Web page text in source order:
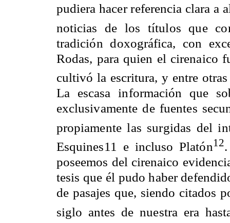
pudiera hacer referencia clara a
noticias de los títulos que
tradición doxográfica, con
Rodas, para quien el cirenaico
cultivó la escritura, y entre
La escasa información que
exclusivamente de fuentes
propiamente las surgidas del
Esquines11 e incluso Platón12
poseemos del cirenaico
tesis que él pudo haber
de pasajes que, siendo citados
siglo antes de nuestra era